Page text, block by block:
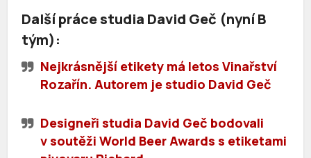
Další práce studia David Geč (nyní B
tým):
Nejkrásnější etikety má letos Vinařství
Rozařín. Autorem je studio David Geč
Designeři studia David Geč bodovali
v soutěži World Beer Awards s etiketami